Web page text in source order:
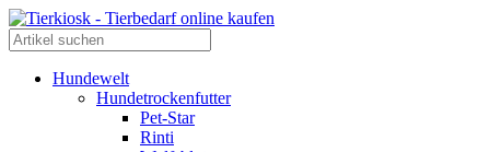
Hundewelt
Hundetrockenfutter
Pet-Star
Rinti